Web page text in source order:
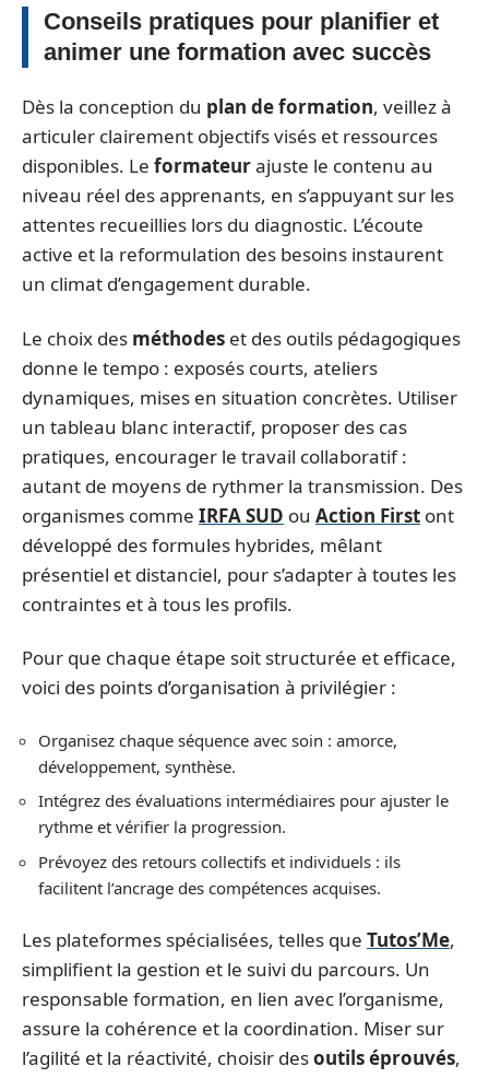
Conseils pratiques pour planifier et
animer une formation avec succès
Dès la conception du plan de formation, veillez à
articuler clairement objectifs visés et ressources
disponibles. Le formateurajuste le contenu au
niveau réel des apprenants, en s’appuyant sur les
attentes recueillies lors du diagnostic. L’écoute
active et la reformulation des besoins instaurent
un climat d’engagement durable.
Le choix des méthodes et des outils pédagogiques
donne le tempo : exposés courts, ateliers
dynamiques, mises en situation concrètes. Utiliser
un tableau blanc interactif, proposer des cas
pratiques, encourager le travail collaboratif :
autant de moyens de rythmer la transmission. Des
organismes comme IRFA SUD ou Action First ont
développé des formules hybrides, mêlant
présentiel et distanciel, pour s’adapter à toutes les
contraintes et à tous les profils.
Pour que chaque étape soit structurée et efficace,
voici des points d’organisation à privilégier :
Organisez chaque séquence avec soin : amorce,
développement, synthèse.
Intégrez des évaluations intermédiaires pour ajuster le
rythme et vérifier la progression.
Prévoyez des retours collectifs et individuels : ils
facilitent l’ancrage des compétences acquises.
Les plateformes spécialisées, telles que Tutos’Me,
simplifient la gestion et le suivi du parcours. Un
responsable formation, en lien avec l’organisme,
assure la cohérence et la coordination. Miser sur
l’agilité et la réactivité, choisir desoutils éprouvés,